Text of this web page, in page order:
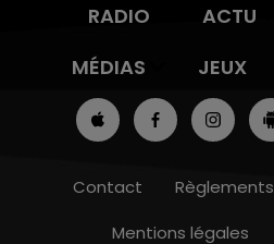
RADIO ACTU
MÉDIAS
JEUX
Contact Règlements
Mentions légales